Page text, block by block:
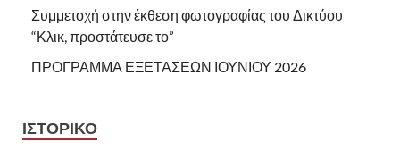
Συμμετοχή στην έκθεση φωτογραφίας του Δικτύου
“Κλικ, προστάτευσε το”
ΠΡΟΓΡΑΜΜΑ ΕΞΕΤΑΣΕΩΝ ΙΟΥΝΙΟΥ 2026
ΙΣΤΟΡΙΚΌ